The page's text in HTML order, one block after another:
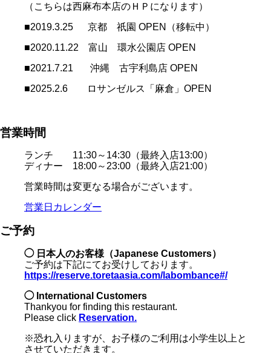
（こちらは西麻布本店のＨＰになります）
■2019.3.25 京都 祇園 OPEN（移転中）
■2020.11.22 富山 環水公園店 OPEN
■2021.7.21 沖縄 古宇利島店 OPEN
■2025.2.6 ロサンゼルス「麻倉」OPEN
営業時間
ランチ 11:30～14:30（最終入店13:00）
ディナー 18:00～23:00（最終入店21:00）
営業時間は変更なる場合がございます。
営業日カレンダー
ご予約
◯ 日本人のお客様（Japanese Customers）
ご予約は下記にてお受けしております。
https://reserve.toretaasia.com/labombance#/
◯ International Customers
Thankyou for finding this restaurant.
Please click Reservation.
※恐れ入りますが、お子様のご利用は小学生以上と
させていただきます。